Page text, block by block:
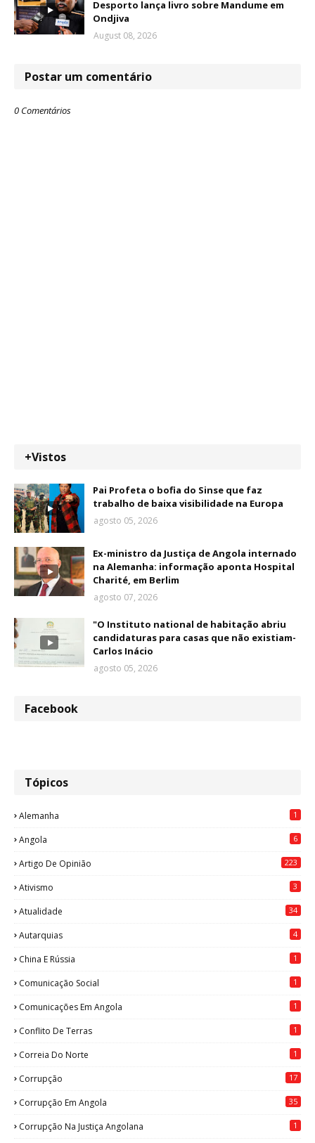
Desporto lança livro sobre Mandume em
Ondjiva
August 08, 2026
Postar um comentário
0 Comentários
+Vistos
Pai Profeta o bofia do Sinse que faz
trabalho de baixa visibilidade na Europa
agosto 05, 2026
Ex-ministro da Justiça de Angola internado
na Alemanha: informação aponta Hospital
Charité, em Berlim
agosto 07, 2026
"O Instituto national de habitação abriu
candidaturas para casas que não existiam-
Carlos Inácio
agosto 05, 2026
Facebook
Tópicos
Alemanha 1
Angola 6
Artigo De Opinião 223
Ativismo 3
Atualidade 34
Autarquias 4
China E Rússia 1
Comunicação Social 1
Comunicações Em Angola 1
Conflito De Terras 1
Correia Do Norte 1
Corrupção 17
Corrupção Em Angola 35
Corrupção Na Justiça Angolana 1